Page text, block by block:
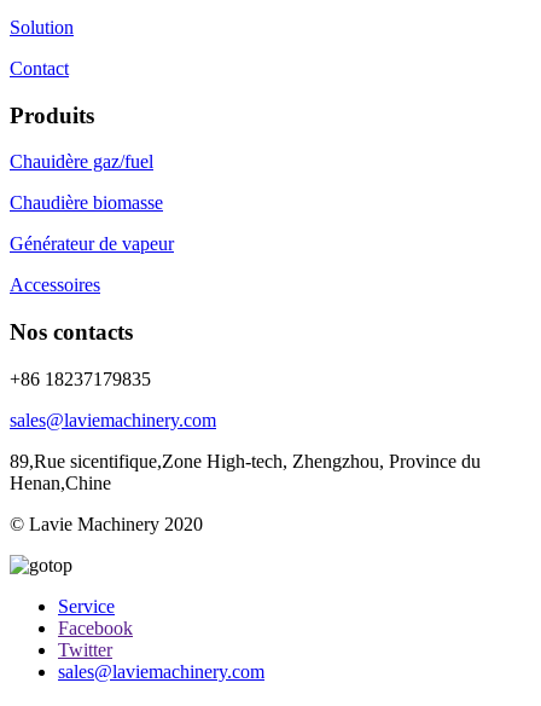
Solution
Contact
Produits
Chauidère gaz/fuel
Chaudière biomasse
Générateur de vapeur
Accessoires
Nos contacts
+86 18237179835
sales@laviemachinery.com
89,Rue sicentifique,Zone High-tech, Zhengzhou, Province du
Henan,Chine
© Lavie Machinery 2020
Service
Facebook
Twitter
sales@laviemachinery.com